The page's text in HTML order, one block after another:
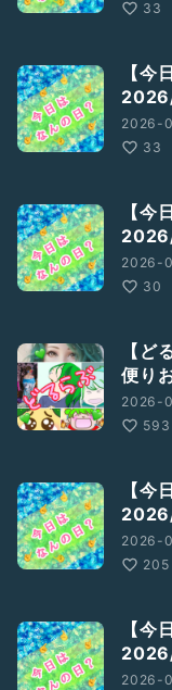
収録日：2025/09/
33
【今
2026-
33
【今
2026-
30
【ど
便り
2026-
593
【今
2026-
205
【今
2026-